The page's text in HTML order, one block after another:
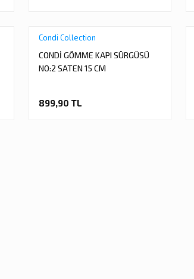
Condi Collection
CONDİ GÖMME KAPI SÜRGÜSÜ
NO:2 SATEN 15 CM
899,90 TL